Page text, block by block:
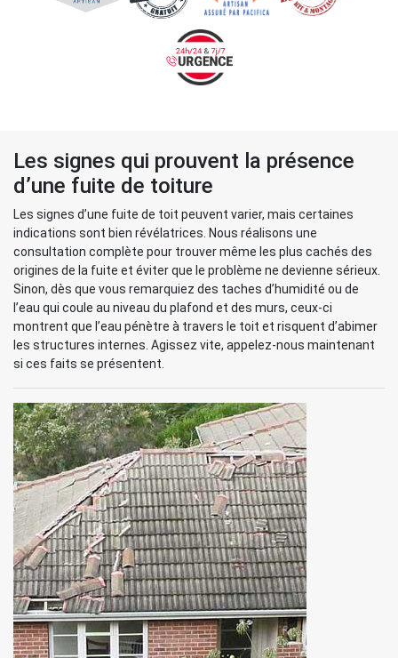
Les signes qui prouvent la présence
d’une fuite de toiture
Les signes d’une fuite de toit peuvent varier, mais certaines
indications sont bien révélatrices. Nous réalisons une
consultation complète pour trouver même les plus cachés des
origines de la fuite et éviter que le problème ne devienne sérieux.
Sinon, dès que vous remarquiez des taches d’humidité ou de
l’eau qui coule au niveau du plafond et des murs, ceux-ci
montrent que l’eau pénètre à travers le toit et risquent d’abimer
les structures internes. Agissez vite, appelez-nous maintenant
si ces faits se présentent.